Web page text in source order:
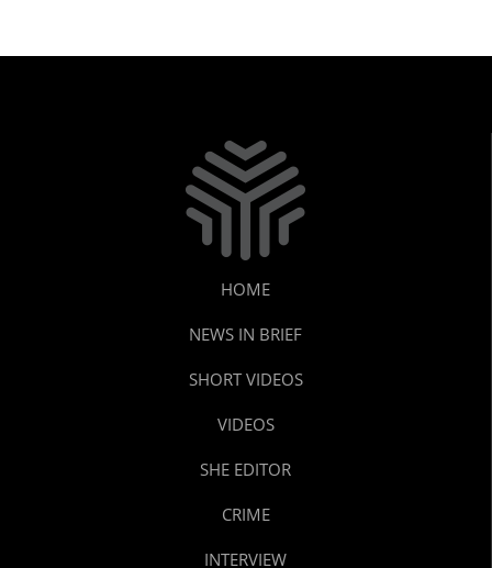
HOME
NEWS IN BRIEF
SHORT VIDEOS
VIDEOS
SHE EDITOR
CRIME
INTERVIEW